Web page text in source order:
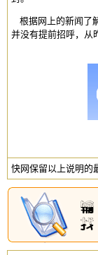
根据网上的新闻了
并没有提前招呼，从
快网保留以上说明的